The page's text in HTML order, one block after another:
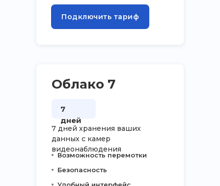
Облако 7
7
дней
Возможность перемотки
Безопасность
7 дней хранения ваших
данных с камер
видеонаблюдения
Подключить тариф